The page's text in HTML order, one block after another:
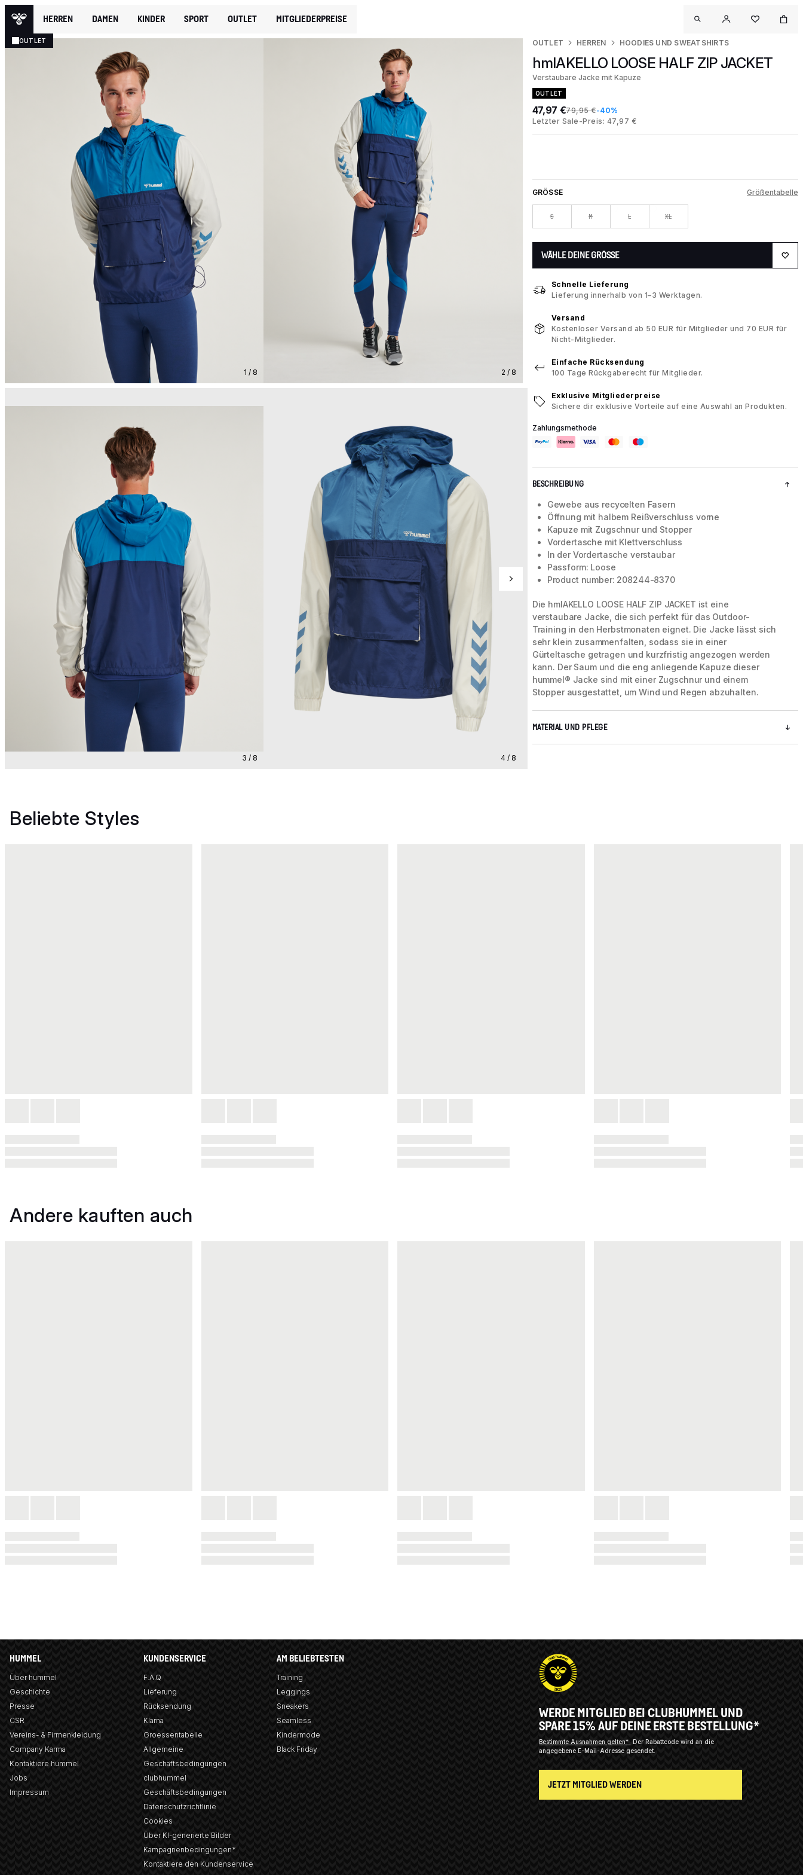
HERREN DAMEN KINDER SPORT OUTLET MITGLIEDERPREISE
OUTLET
1 / 8 2 / 8
3 / 8 4 / 8
OUTLET HERREN HOODIES UND SWEATSHIRTS
hmlAKELLO LOOSE HALF ZIP JACKET
Verstaubare Jacke mit Kapuze
OUTLET
47,97 €79,95 €-40%
Letzter Sale-Preis: 47,97 €
GRÖSSE Größentabelle
S M L XL
WÄHLE DEINE GRÖSSE
Schnelle Lieferung
Lieferung innerhalb von 1–3 Werktagen.
Versand
Kostenloser Versand ab 50 EUR für Mitglieder und 70 EUR für
Nicht-Mitglieder.
Einfache Rücksendung
100 Tage Rückgaberecht für Mitglieder.
Exklusive Mitgliederpreise
Sichere dir exklusive Vorteile auf eine Auswahl an Produkten.
Zahlungsmethode
BESCHREIBUNG
Gewebe aus recycelten Fasern
Öffnung mit halbem Reißverschluss vorne
Kapuze mit Zugschnur und Stopper
Vordertasche mit Klettverschluss
In der Vordertasche verstaubar
Passform: Loose
Product number: 208244-8370
Die hmlAKELLO LOOSE HALF ZIP JACKET ist eine
verstaubare Jacke, die sich perfekt für das Outdoor-
Training in den Herbstmonaten eignet. Die Jacke lässt sich
sehr klein zusammenfalten, sodass sie in einer
Gürteltasche getragen und kurzfristig angezogen werden
kann. Der Saum und die eng anliegende Kapuze dieser
hummel® Jacke sind mit einer Zugschnur und einem
Stopper ausgestattet, um Wind und Regen abzuhalten.
MATERIAL UND PFLEGE
Beliebte Styles
Andere kauften auch
HUMMEL
Über hummel
Geschichte
Presse
CSR
Vereins- & Firmenkleidung
Company Karma
Kontaktiere hummel
Jobs
Impressum
KUNDENSERVICE
F.A.Q
Lieferung
Rücksendung
Klarna
Groessentabelle
Allgemeine
Geschäftsbedingungen
clubhummel
Geschäftsbedingungen
Datenschutzrichtlinie
Cookies
Über KI-generierte Bilder
Kampagnenbedingungen*
Kontaktiere den Kundenservice
AM BELIEBTESTEN
Training
Leggings
Sneakers
Seamless
Kindermode
Black Friday
WERDE MITGLIED BEI CLUBHUMMEL UND
SPARE 15% AUF DEINE ERSTE BESTELLUNG*
Bestimmte Ausnahmen gelten*
Der Rabattcode wird an die
angegebene E-Mail-Adresse gesendet.
JETZT MITGLIED WERDEN